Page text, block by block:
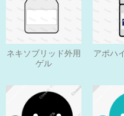
ネキソブリッド外用
ゲル
アポハ